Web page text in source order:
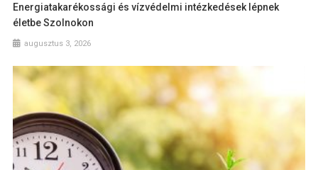
Energiatakarékossági és vízvédelmi intézkedések lépnek
életbe Szolnokon
augusztus 3, 2026